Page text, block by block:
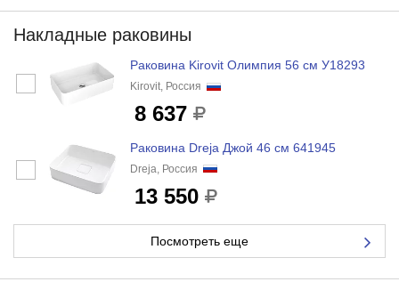
Накладные раковины
Раковина Kirovit Олимпия 56 см У18293
Kirovit, Россия
8 637
Раковина Dreja Джой 46 см 641945
Dreja, Россия
13 550
Посмотреть еще